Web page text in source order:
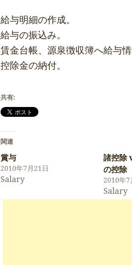
給与明細の作成。
給与の振込み。
賃金台帳、源泉徴収簿へ給与情
控除金の納付。
共有:
関連
賞与
2010年7月21日
Salary
諸控除
の控除
2010年7
Salary